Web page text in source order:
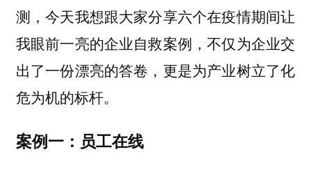
测，今天我想跟大家分享六个在疫情期间让
我眼前一亮的企业自救案例，不仅为企业交
出了一份漂亮的答卷，更是为产业树立了化
危为机的标杆。
案例一：员工在线